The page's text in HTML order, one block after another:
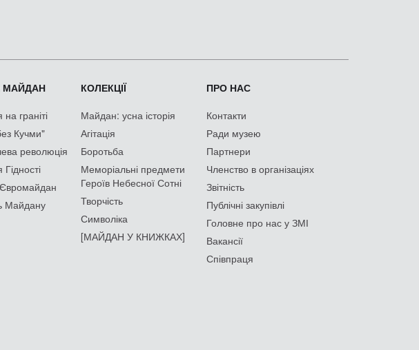
МАЙДАН
граніті
Кучми"
революція
Майдану
КОЛЕКЦІЇ
Майдан: усна історія
Агітація
Боротьба
Меморіальні предмети
Героїв Небесної Сотні
Творчість
Символіка
[МАЙДАН У КНИЖКАХ]
ПРО НАС
Контакти
Ради музею
Партнери
Членство в організаціях
Звітність
Публічні закупівлі
Головне про нас у ЗМІ
Вакансії
Співпраця